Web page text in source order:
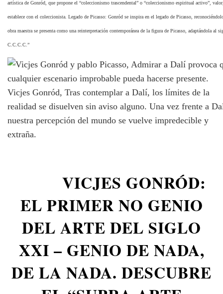
artística de Gonród, que propone el “coleccionismo trascendental” o “coleccionismo espiritual activo”,
establece con el coleccionista. Legado de Picasso: Gonród se inspira en el legado de Picasso,
obra maestra se presenta como una reinterpretación contemporánea de la figura de Picasso, adaptándola
C.C.C.C.”
Vicjes Gonród, Tras contemplar a Dalí, los límites de la
realidad se disuelven sin aviso alguno. Una vez frente a
nuestra percepción del mundo se vuelve impredecible y
extraña.
VICJES GONRÓD:
EL PRIMER NO GENIO
DEL ARTE DEL SIGLO
XXI – GENIO DE NADA,
DE LA NADA. DESCUBRE